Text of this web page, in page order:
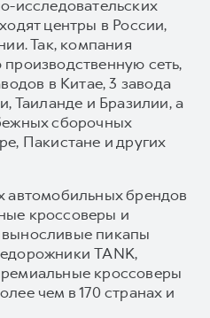
исследовательских
центры в России,
Так, компания
сеть,
в Китае, 3 завода
Таиланде и Бразилии, а
сборочных
Пакистане и других
автомобильных брендов
кроссоверы и
пикапы
TANK,
кроссоверы
чем в 170 странах и